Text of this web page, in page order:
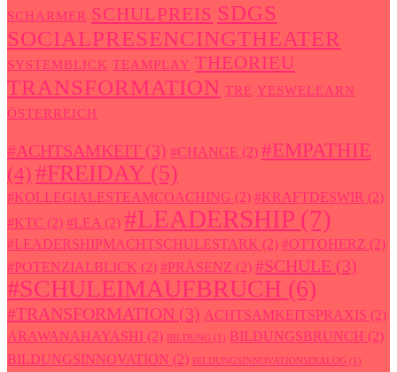
SCHARMER SCHULPREIS SDGS
SOCIALPRESENCINGTHEATER
SYSTEMBLICK TEAMPLAY THEORIEU
TRANSFORMATION TRE YESWELEARN
ÖSTERREICH
#ACHTSAMKEIT (3) #CHANGE (2) #EMPATHIE
(4)#FREIDAY (5)
#KOLLEGIALESTEAMCOACHING (2) #KRAFTDESWIR (2)
#KTC (2) #LEA (2) #LEADERSHIP (7)
#LEADERSHIPMACHTSCHULESTARK (2) #OTTOHERZ (2)
#POTENZIALBLICK (2) #PRÄSENZ (2) #SCHULE (3)
#SCHULEIMAUFBRUCH (6)
#TRANSFORMATION (3) ACHTSAMKEITSPRAXIS (2)
ARAWANAHAYASHI (2) BILDUNG (1) BILDUNGSBRUNCH (2)
BILDUNGSINNOVATION (2) BILDUNGSINNOVATIONSDIALOG (1)